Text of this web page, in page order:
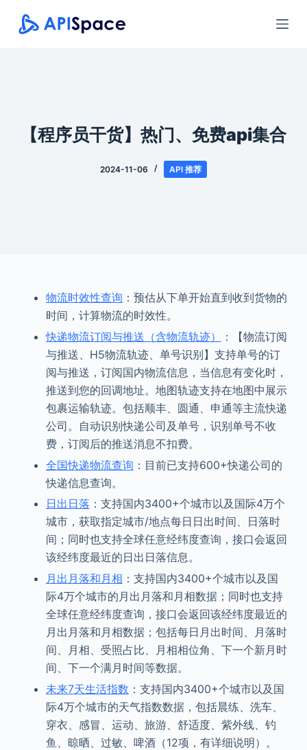
跳
过
【程序员干货】热门、免费api集合
2024-11-06 API 推荐
物流时效性查询 ：预估从下单开始直到收到货物的
时间，计算物流的时效性。
快递物流订阅与推送（含物流轨迹）
：【物流订阅
与推送、H5物流轨迹、单号识别】支持单号的订
阅与推送，订阅国内物流信息，当信息有变化时，
推送到您的回调地址。地图轨迹支持在地图中展示
包裹运输轨迹。包括顺丰、圆通、申通等主流快递
公司。自动识别快递公司及单号，识别单号不收
费，订阅后的推送消息不扣费。
全国快递物流查询 ：目前已支持600+快递公司的
快递信息查询。
日出日落 ：支持国内3400+个城市以及国际4万个
城市，获取指定城市/地点每日日出时间、日落时
间；同时也支持全球任意经纬度查询，接口会返回
该经纬度最近的日出日落信息。
月出月落和月相 ：支持国内3400+个城市以及国
际4万个城市的月出月落和月相数据；同时也支持
全球任意经纬度查询，接口会返回该经纬度最近的
月出月落和月相数据；包括每日月出时间、月落时
间、月相、受照占比、月相相位角、下一个新月时
间、下一个满月时间等数据。
未来7天生活指数 ：支持国内3400+个城市以及国
际4万个城市的天气指数数据，包括晨练、洗车、
穿衣、感冒、运动、旅游、舒适度、紫外线、钓
鱼、晾晒、过敏、啤酒（12项，有详细说明）。